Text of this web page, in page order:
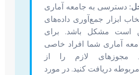
دسترسی به جامعه آماری
ابزار جمع‌آوری داده‌های
است مشکل باشد. برای
آماری شما افراد خاصی
مجوزهای لازم را از
دریافت کنید. در مورد